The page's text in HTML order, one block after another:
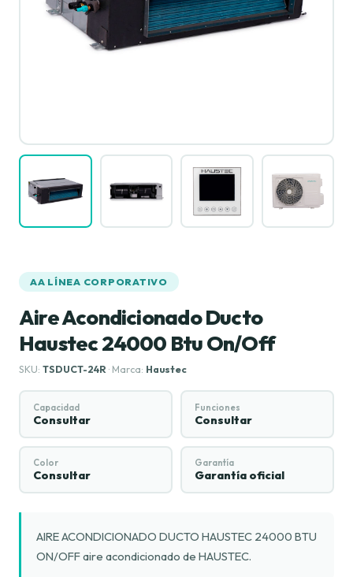
AA LÍNEA CORPORATIVO
Aire Acondicionado Ducto
Haustec 24000 Btu On/Off
SKU: TSDUCT-24R · Marca: Haustec
Capacidad
Consultar
Funciones
Consultar
Color
Consultar
Garantía
Garantía oficial
AIRE ACONDICIONADO DUCTO HAUSTEC 24000 BTU
ON/OFF aire acondicionado de HAUSTEC.